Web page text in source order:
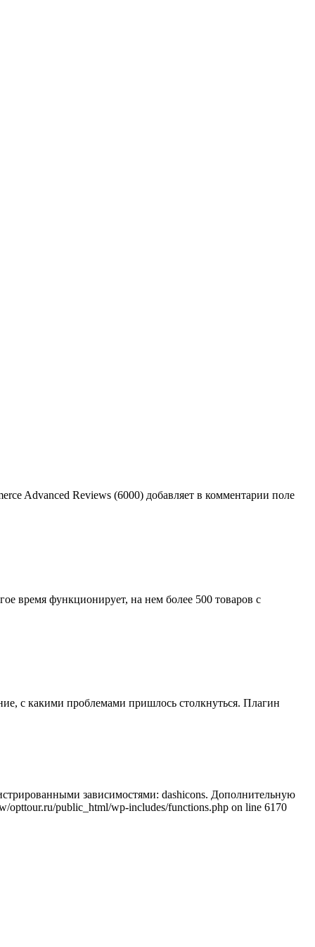
Advanced Reviews (6000) добавляет в комментарии поле
время функционирует, на нем более 500 товаров с
с какими проблемами пришлось столкнуться. Плагин
зависимостями: dashicons. Дополнительную
public_html/wp-includes/functions.php on line 6170